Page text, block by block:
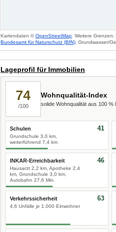
Kartendaten ©OpenStreetMap . Weitere
Bundesamt für Naturschutz (BfN); Grundwasser/
Lageprofil für Immobilien
74
/100
Wohnqualität-Index
solide Wohnqualität aus 100 %
Schulen
Grundschule 3,0 km,
weiterführend 7,4 km
41
INKAR-Erreichbarkeit
Hausarzt 2,2 km, Apotheke 2,4
km, Grundschule 3,0 km,
Autobahn 27,6 Min.
46
Verkehrssicherheit
4,6 Unfälle je 1.000 Einwohner
63